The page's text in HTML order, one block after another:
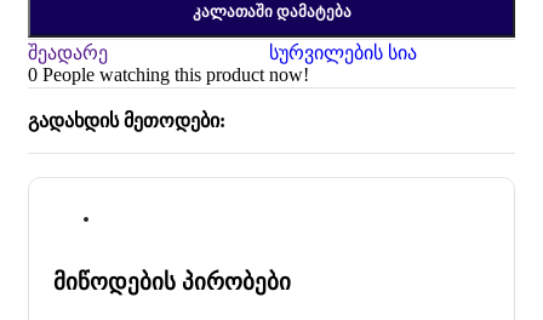
ᲙᲐᲚᲐᲗᲐᲨᲘ ᲓᲐᲛᲐᲢᲔᲑᲐ
შეადარე
სურვილების სია
0 People watching this product now!
გადახდის მეთოდები:
მიწოდების პირობები